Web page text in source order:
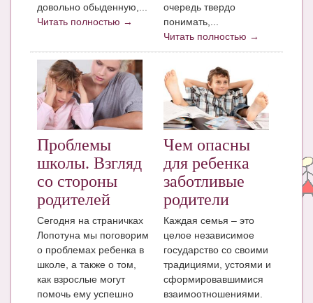
НОВОСТИ ЛОПОТУНА
О проекте
Сотрудничество. Авторам
довольно обыденную,...
Читать полностью →
очередь твердо
понимать,...
Читать полностью →
Проблемы
школы. Взгляд
со стороны
родителей
Сегодня на страничках
Лопотуна мы поговорим
о проблемах ребенка в
школе, а также о том,
как взрослые могут
помочь ему успешно
Чем опасны
для ребенка
заботливые
родители
Каждая семья – это
целое независимое
государство со своими
традициями, устоями и
сформировавшимися
взаимоотношениями.